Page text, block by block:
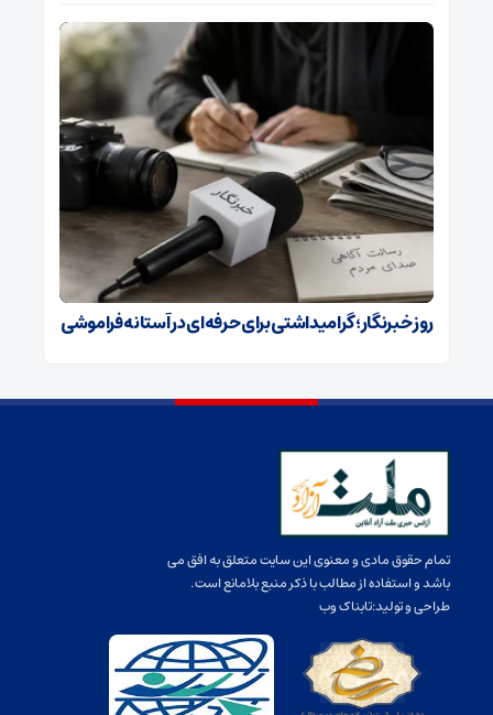
روز خبرنگار؛ گرامیداشتی برای حرفه‌ای در آستانه فراموشی
تمام حقوق مادی و معنوی این سایت متعلق به افق می
باشد و استفاده از مطالب با ذکر منبع بلامانع است.
طراحی و تولید:تابناک وب